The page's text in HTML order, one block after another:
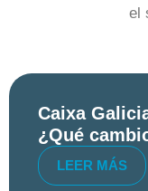
el
Caixa
¿Qué
LEER MÁS